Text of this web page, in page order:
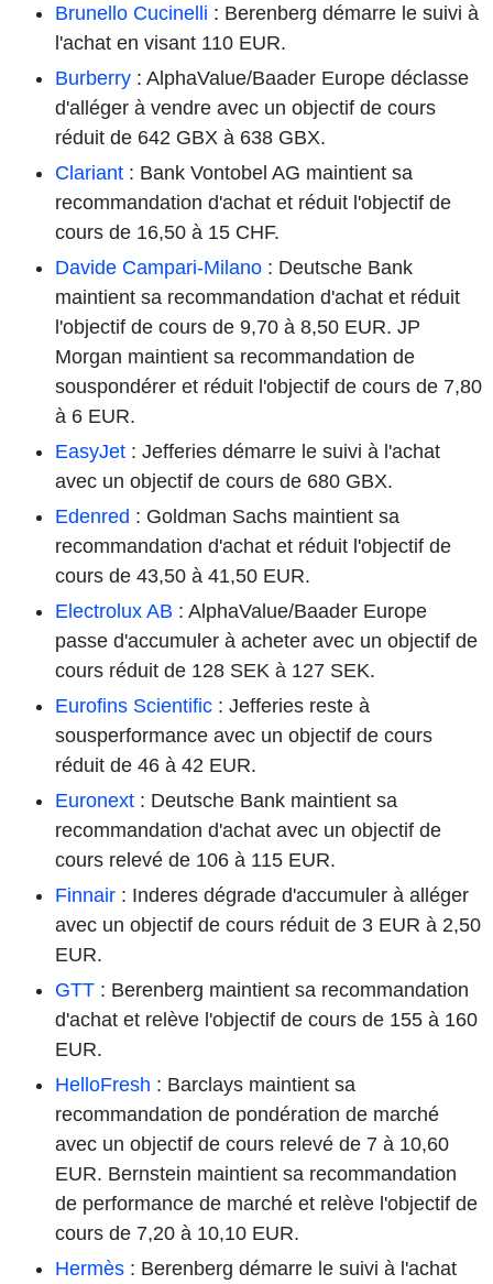
Brunello Cucinelli : Berenberg démarre le suivi à
l'achat en visant 110 EUR.
Burberry : AlphaValue/Baader Europe déclasse
d'alléger à vendre avec un objectif de cours
réduit de 642 GBX à 638 GBX.
Clariant : Bank Vontobel AG maintient sa
recommandation d'achat et réduit l'objectif de
cours de 16,50 à 15 CHF.
Davide Campari-Milano : Deutsche Bank
maintient sa recommandation d'achat et réduit
l'objectif de cours de 9,70 à 8,50 EUR. JP
Morgan maintient sa recommandation de
souspondérer et réduit l'objectif de cours de 7,80
à 6 EUR.
EasyJet : Jefferies démarre le suivi à l'achat
avec un objectif de cours de 680 GBX.
Edenred : Goldman Sachs maintient sa
recommandation d'achat et réduit l'objectif de
cours de 43,50 à 41,50 EUR.
Electrolux AB : AlphaValue/Baader Europe
passe d'accumuler à acheter avec un objectif de
cours réduit de 128 SEK à 127 SEK.
Eurofins Scientific : Jefferies reste à
sousperformance avec un objectif de cours
réduit de 46 à 42 EUR.
Euronext : Deutsche Bank maintient sa
recommandation d'achat avec un objectif de
cours relevé de 106 à 115 EUR.
Finnair : Inderes dégrade d'accumuler à alléger
avec un objectif de cours réduit de 3 EUR à 2,50
EUR.
GTT : Berenberg maintient sa recommandation
d'achat et relève l'objectif de cours de 155 à 160
EUR.
HelloFresh : Barclays maintient sa
recommandation de pondération de marché
avec un objectif de cours relevé de 7 à 10,60
EUR. Bernstein maintient sa recommandation
de performance de marché et relève l'objectif de
cours de 7,20 à 10,10 EUR.
Hermès : Berenberg démarre le suivi à l'achat